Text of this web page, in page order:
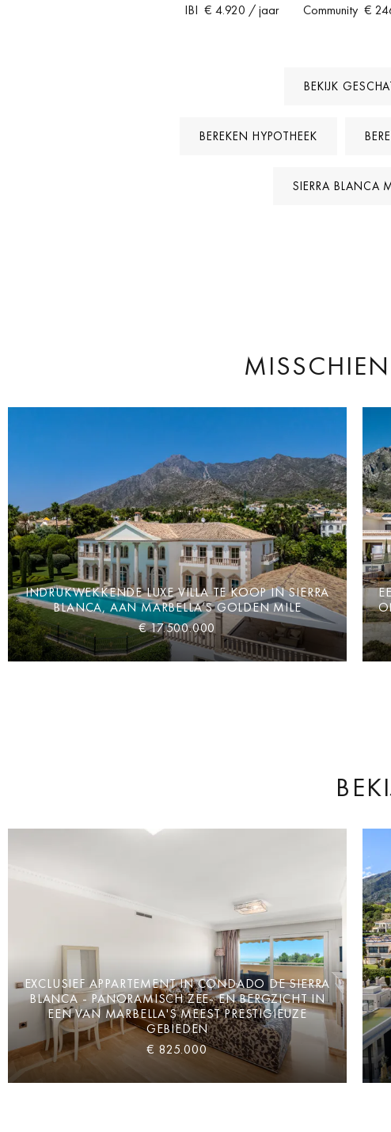
IBI € 4.920 / jaar Community €
BEKIJK
BEREKEN HYPOTHEEK
SIERRA BLANCA
INDRUKWEKKENDE LUXE VILLA TE KOOP IN SIERRA
BLANCA, AAN MARBELLA’S GOLDEN MILE
€ 17.500.000
EXCLUSIEF APPARTEMENT IN CONDADO DE SIERRA
BLANCA - PANORAMISCH ZEE- EN BERGZICHT IN
EEN VAN MARBELLA'S MEEST PRESTIGIEUZE
GEBIEDEN
€ 825.000